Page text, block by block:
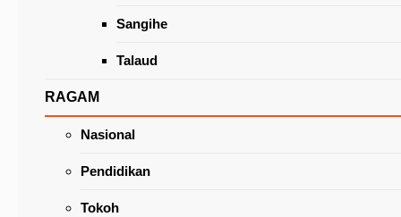
Sangihe
Talaud
RAGAM
Nasional
Pendidikan
Tokoh
Atas Karya Yang Telah Dilakukan